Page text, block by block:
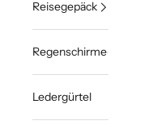
Reisegepäck
Regenschirme
Ledergürtel